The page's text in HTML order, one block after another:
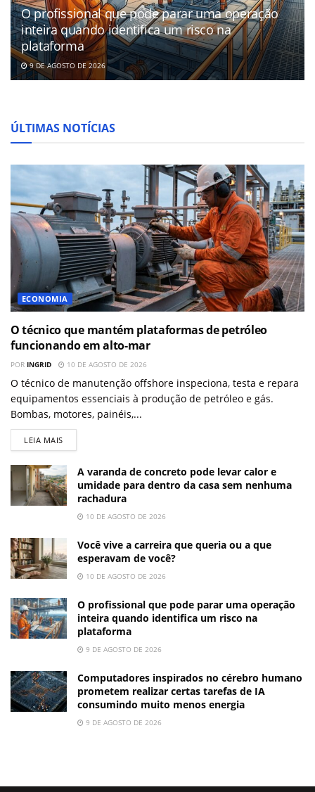
O profissional que pode parar uma operação
inteira quando identifica um risco na
plataforma
9 DE AGOSTO DE 2026
ÚLTIMAS NOTÍCIAS
ECONOMIA
O técnico que mantém plataformas de petróleo
funcionando em alto-mar
POR INGRID 10 DE AGOSTO DE 2026
O técnico de manutenção offshore inspeciona, testa e repara
equipamentos essenciais à produção de petróleo e gás.
Bombas, motores, painéis,...
LEIA MAIS
A varanda de concreto pode levar calor e
umidade para dentro da casa sem nenhuma
rachadura
10 DE AGOSTO DE 2026
Você vive a carreira que queria ou a que
esperavam de você?
10 DE AGOSTO DE 2026
O profissional que pode parar uma operação
inteira quando identifica um risco na
plataforma
9 DE AGOSTO DE 2026
Computadores inspirados no cérebro humano
prometem realizar certas tarefas de IA
consumindo muito menos energia
9 DE AGOSTO DE 2026